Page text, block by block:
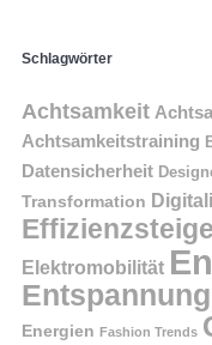
Schlagwörter
Achtsamkeit
Achtsamkeitstraining
Datensicherheit
Transformation
Elektromobilität
Energien Fashion Trends